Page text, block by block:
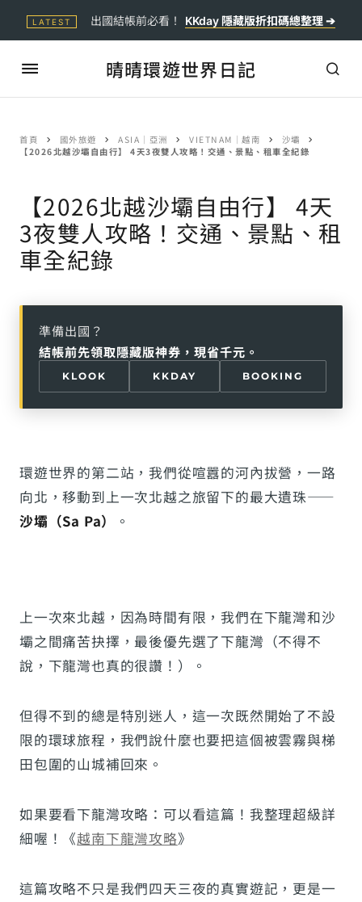
LATEST 出國結帳前必看！ KKday 隱藏版折扣碼總整理 ➔
晴晴環遊世界日記
首頁 國外旅遊 ASIA｜亞洲 VIETNAM｜越南
沙壩
【2026北越沙壩自由行】 4天3夜雙人攻略！交通、景點、租車全紀錄
【2026北越沙壩自由行】 4天
3夜雙人攻略！交通、景點、租
車全紀錄
準備出國？
結帳前先領取隱藏版神券，現省千元。
KLOOK KKDAY BOOKING
環遊世界的第二站，我們從喧囂的河內拔營，一路
向北，移動到上一次北越之旅留下的最大遺珠——
沙壩（Sa Pa）
。
上一次來北越，因為時間有限，我們在下龍灣和沙
壩之間痛苦抉擇，最後優先選了下龍灣（不得不
說，下龍灣也真的很讚！）。
但得不到的總是特別迷人，這一次既然開始了不設
限的環球旅程，我們說什麼也要把這個被雲霧與梯
田包圍的山城補回來。
如果要看下龍灣攻略：可以看這篇！我整理超級詳
細喔！《越南下龍灣攻略》
這篇攻略不只是我們四天三夜的真實遊記，更是一